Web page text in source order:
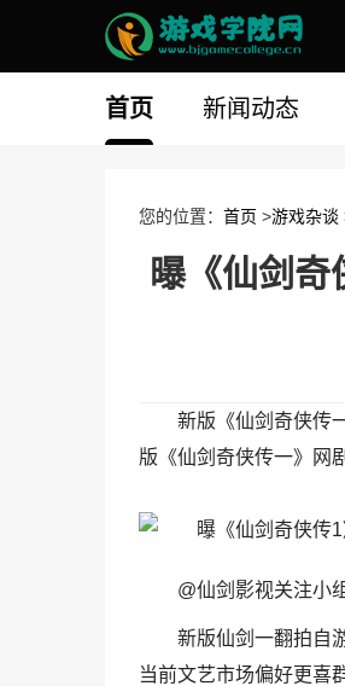
首页 新闻动态
您的位置： 首页 >游戏杂谈
曝《仙剑
新版《仙剑奇侠传
版《仙剑奇侠传一》网
@仙剑影视关注小
新版仙剑一翻拍自
当前文艺市场偏好更喜